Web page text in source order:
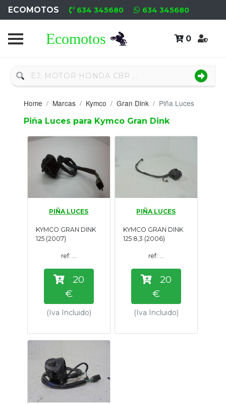
ECOMOTOS 634 345680 634 345680
0
Home
Nuevo
Neumáticos
Campa
Motores
Nuevos
Motores
Usados
Tasaciones
Formulario
Empresa
Contacto
Home Marcas Kymco Gran Dink Piña Luces
Piña Luces para Kymco Gran Dink
PIÑA LUCES
KYMCO GRAN DINK
125 (2007)
ref: ...
20
€
(Iva Incluido)
PIÑA LUCES
KYMCO GRAN DINK
125 8,3 (2006)
ref: ...
20
€
(Iva Incluido)